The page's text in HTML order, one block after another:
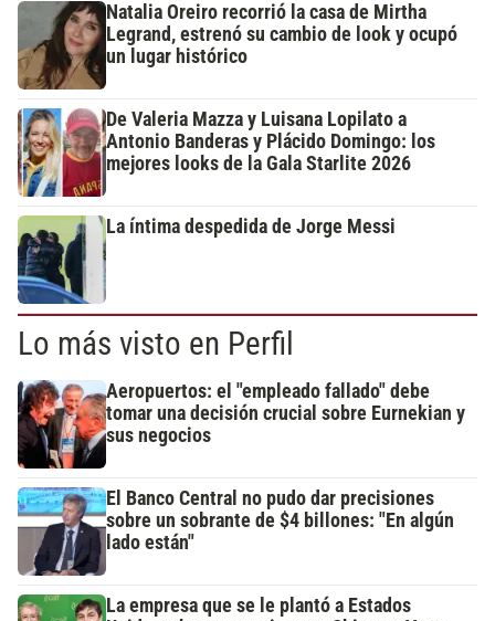
Natalia Oreiro recorrió la casa de Mirtha
Legrand, estrenó su cambio de look y ocupó
un lugar histórico
De Valeria Mazza y Luisana Lopilato a
Antonio Banderas y Plácido Domingo: los
mejores looks de la Gala Starlite 2026
La íntima despedida de Jorge Messi
Lo más visto en Perfil
Aeropuertos: el "empleado fallado" debe
tomar una decisión crucial sobre Eurnekian y
sus negocios
El Banco Central no pudo dar precisiones
sobre un sobrante de $4 billones: "En algún
lado están"
La empresa que se le plantó a Estados